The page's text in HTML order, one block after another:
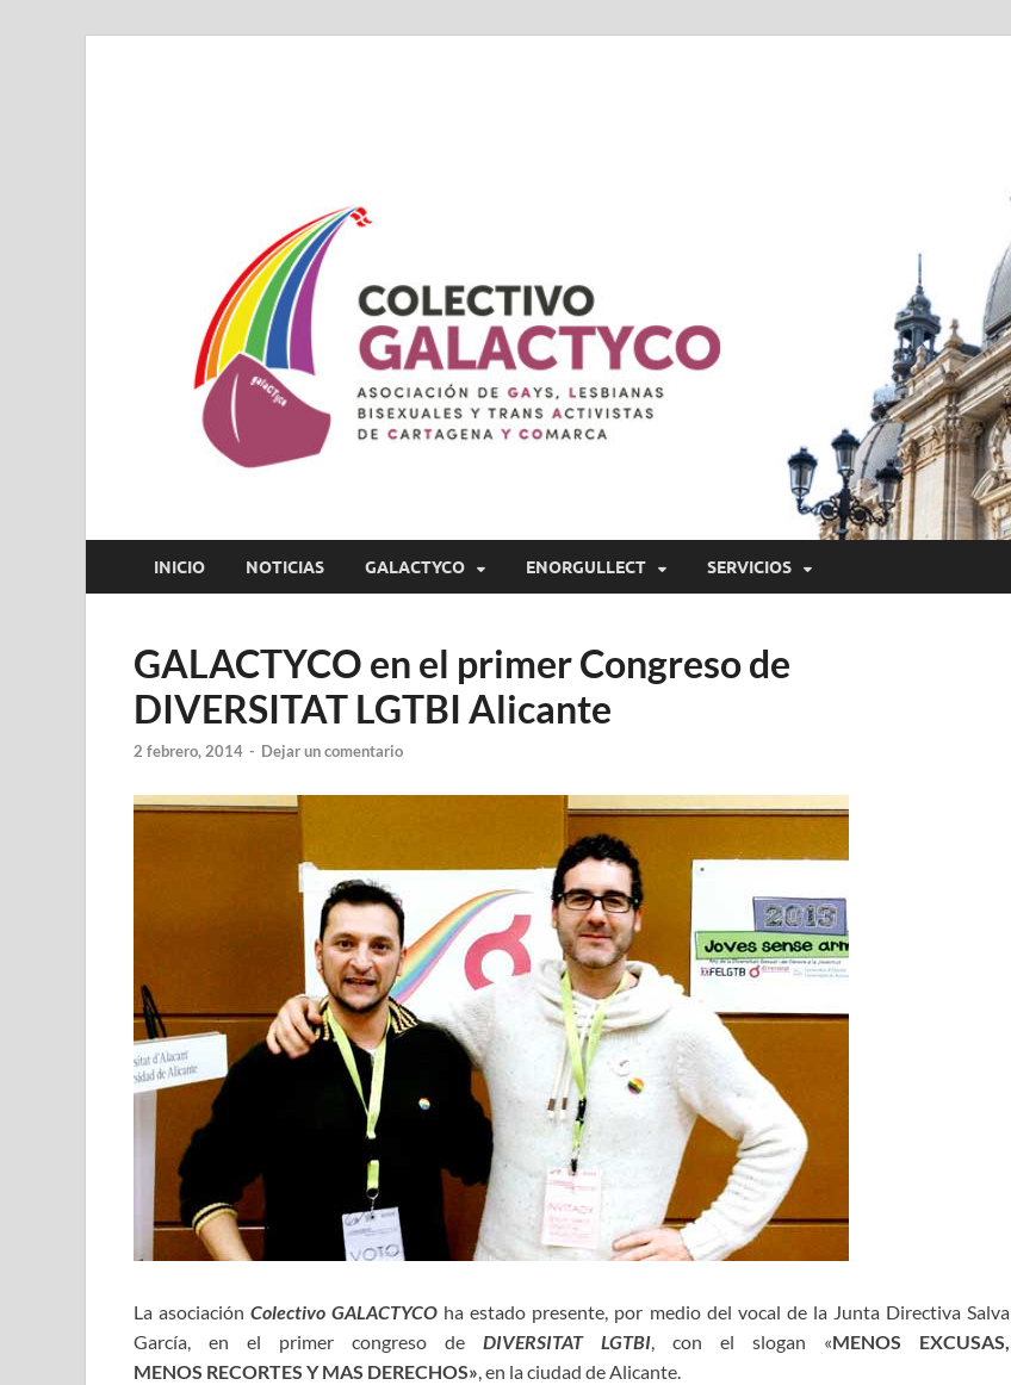
INICIO NOTICIAS GALACTYCO ENORGULLECT SERVICIOS
GALACTYCO en el primer Congreso de
DIVERSITAT LGTBI Alicante
2 febrero, 2014 - Dejar un comentario
La asociaciónColectivo GALACTYCO ha estado presente, por medio del vocal de la Junta Directiva Salva
García, en el primer congreso de DIVERSITAT LGTBI, con el slogan «MENOS EXCUSAS,
MENOS RECORTES Y MAS DERECHOS», en la ciudad de Alicante.